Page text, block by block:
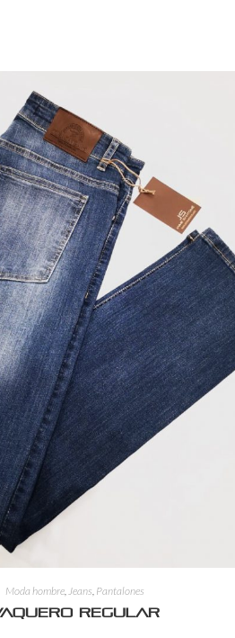
Moda hombre Jeans Pantalones
regular